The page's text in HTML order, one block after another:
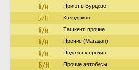
б/н Приют в Бурцево
Б/Н Колодяжне
б/н Ташкент, прочие
б/н Прочие (Магадан)
б/н Подольск прочие
Б/Н Прочие автобусы